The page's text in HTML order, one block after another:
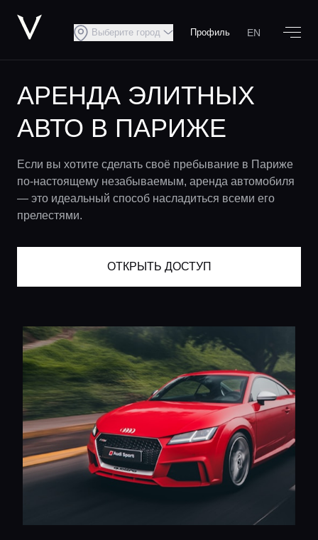
Выберите город Профиль EN
АРЕНДА ЭЛИТНЫХ
АВТО В ПАРИЖЕ
Если вы хотите сделать своё пребывание в Париже
по-настоящему незабываемым, аренда автомобиля
— это идеальный способ насладиться всеми его
прелестями.
ОТКРЫТЬ ДОСТУП